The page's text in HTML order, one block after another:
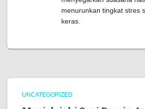
menurunkan tingkat stres
keras.
UNCATEGORIZED